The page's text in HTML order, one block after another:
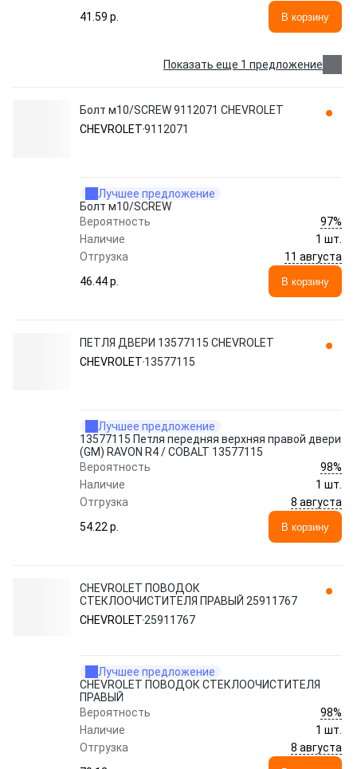
41.59 p.
В корзину
Показать еще 1 предложение
Болт м10/SCREW 9112071 CHEVROLET
CHEVROLET9112071
Лучшее предложение
Болт м10/SCREW
Вероятность
97%
Наличие
1 шт.
Отгрузка
11 августа
46.44 p.
В корзину
ПЕТЛЯ ДВЕРИ 13577115 CHEVROLET
CHEVROLET 13577115
Лучшее предложение
13577115 Петля передняя верхняя правой двери
(GM) RAVON R4 / COBALT 13577115
Вероятность
98%
Наличие
1 шт.
Отгрузка
8 августа
54.22 p.
В корзину
CHEVROLET ПОВОДОК
СТЕКЛООЧИСТИТЕЛЯ ПРАВЫЙ 25911767
CHEVROLET 25911767
Лучшее предложение
CHEVROLET ПОВОДОК СТЕКЛООЧИСТИТЕЛЯ
ПРАВЫЙ
Вероятность
98%
Наличие
1 шт.
Отгрузка
8 августа